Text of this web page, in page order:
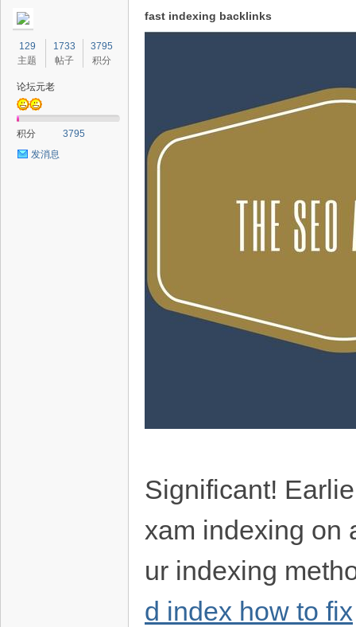
129
主题
1733
帖子
3795
积分
论坛元老
积分
3795
发消息
fast indexing backlinks
Significant!
xam indexing on
ur indexing
d index how to fix